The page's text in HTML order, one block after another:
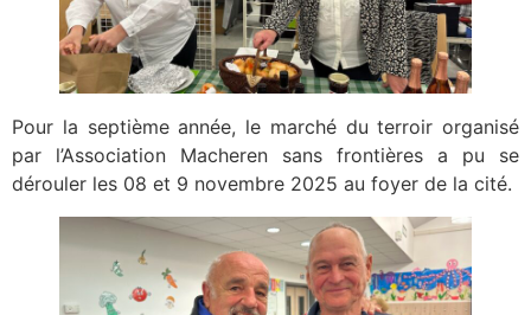
Pour la septième année, le marché du terroir organisé
par l’Association Macheren sans frontières a pu se
dérouler les 08 et 9 novembre 2025 au foyer de la cité.